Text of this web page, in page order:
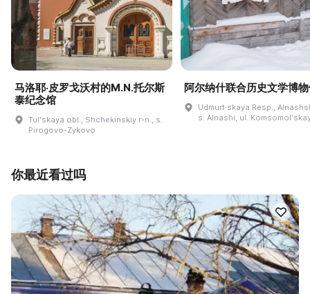
马洛耶·皮罗戈沃村的M.N.托尔斯
泰纪念馆
Tulʹskaya obl., Shchekinskiy r-n., s.
Pirogovo-Zykovo
阿尔纳什联合历史文学博
Udmurt·skaya Resp.,
s. Alnashi, ul.
你最近看过吗